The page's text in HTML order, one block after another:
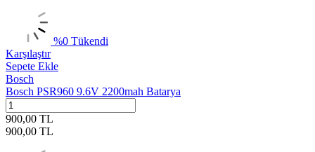
%0 Tükendi
Karşılaştır
Sepete Ekle
Bosch
Bosch PSR960 9.6V 2200mah Batarya
900,00 TL
900,00 TL